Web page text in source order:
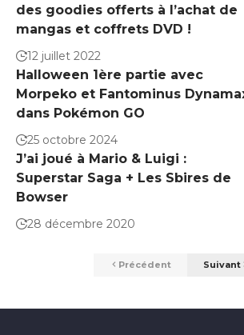
des goodies offerts à l’achat de
mangas et coffrets DVD !
12 juillet 2022
Halloween 1ère partie avec
Morpeko et Fantominus
dans Pokémon GO
25 octobre 2024
J’ai joué à Mario & Luigi :
Superstar Saga + Les Sbires de
Bowser
28 décembre 2020
Précédent Suivant